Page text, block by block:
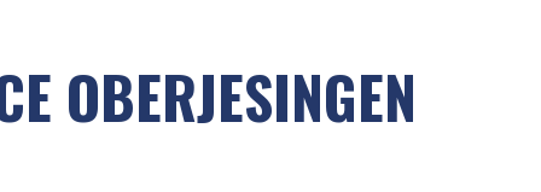
OBERJESINGEN